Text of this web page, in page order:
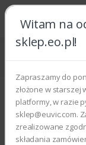
Witam na
sklep.eo.pl!
Zapraszamy do
złożone w starszej
platformy, w razie
sklep@euvic.com.
zrealizowane
składania
Strona główna